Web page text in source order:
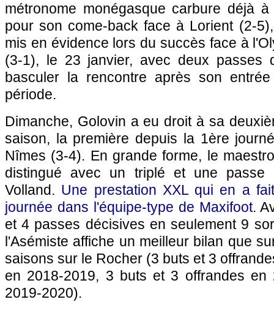
métronome monégasque carbure déjà
pour son come-back face à Lorient (2-
mis en évidence lors du succès face à
(3-1), le 23 janvier, avec deux passes
basculer la rencontre après son
période.
Dimanche, Golovin a eu droit à sa
saison, la première depuis la 1ère
Nîmes (3-4). En grande forme, le
distingué avec un triplé et une passe
Volland. Une prestation XXL qui en a
journée dans l'équipe-type de Maxifoot.
et 4 passes décisives en seulement 9
l'Asémiste affiche un meilleur bilan que
saisons sur le Rocher (3 buts et 3
en 2018-2019, 3 buts et 3 offrandes
2019-2020).